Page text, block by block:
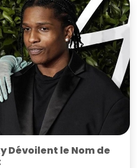
Dévoilent le Nom de